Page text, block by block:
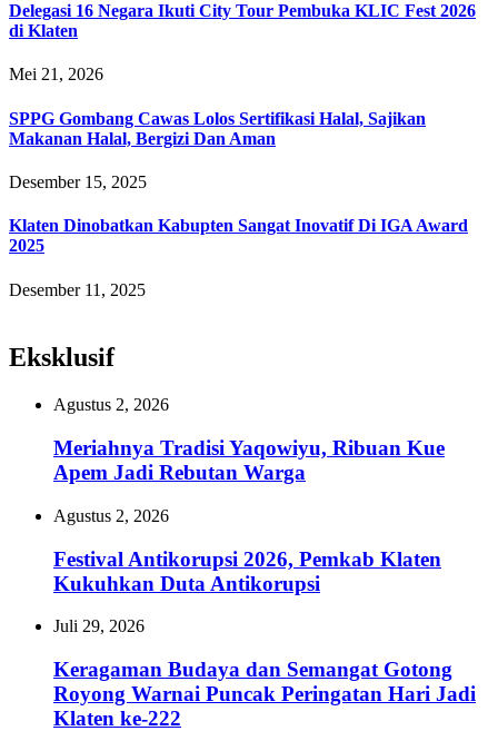
Delegasi 16 Negara Ikuti City Tour Pembuka KLIC Fest 2026
di Klaten
Mei 21, 2026
SPPG Gombang Cawas Lolos Sertifikasi Halal, Sajikan
Makanan Halal, Bergizi Dan Aman
Desember 15, 2025
Klaten Dinobatkan Kabupten Sangat Inovatif Di IGA Award
2025
Desember 11, 2025
Eksklusif
Agustus 2, 2026
Meriahnya Tradisi Yaqowiyu, Ribuan Kue
Apem Jadi Rebutan Warga
Agustus 2, 2026
Festival Antikorupsi 2026, Pemkab Klaten
Kukuhkan Duta Antikorupsi
Juli 29, 2026
Keragaman Budaya dan Semangat Gotong
Royong Warnai Puncak Peringatan Hari Jadi
Klaten ke-222